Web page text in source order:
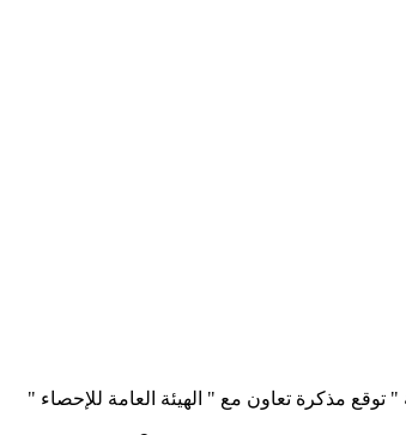
توقع مذكرة تعاون مع " الهيئة العامة للإحصاء "